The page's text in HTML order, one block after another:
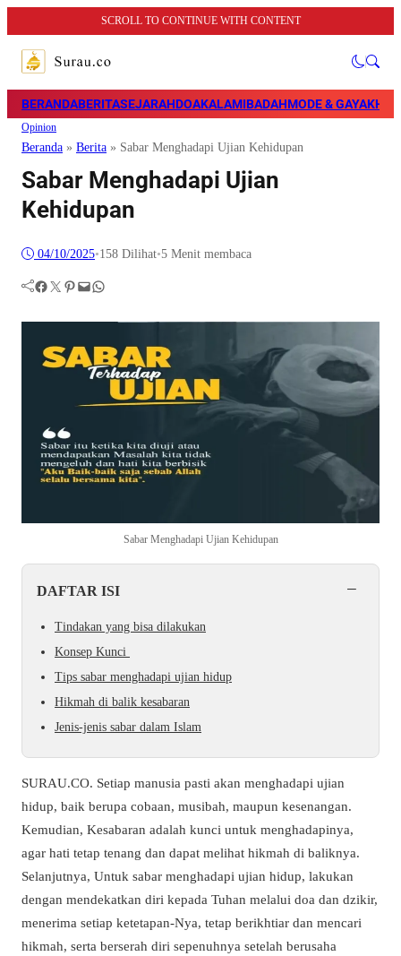
SCROLL TO CONTINUE WITH CONTENT
BERANDABERITASEJARAHDOAKALAMIBADAHMODE & GAYA
Opinion
Beranda » Berita » Sabar Menghadapi Ujian Kehidupan
Sabar Menghadapi Ujian
Kehidupan
04/10/2025•158 Dilihat•5 Menit membaca
Facebook Twitter Pinterest Mail WhatsApp
Sabar Menghadapi Ujian Kehidupan
DAFTAR ISI −
Tindakan yang bisa dilakukan
Konsep Kunci
Tips sabar menghadapi ujian hidup
Hikmah di balik kesabaran
Jenis-jenis sabar dalam Islam
SURAU.CO. Setiap manusia pasti akan menghadapi ujian
hidup, baik berupa cobaan, musibah, maupun kesenangan.
Kemudian, Kesabaran adalah kunci untuk menghadapinya,
agar hati tetap tenang dan dapat melihat hikmah di baliknya.
Selanjutnya, Untuk sabar menghadapi ujian hidup, lakukan
dengan mendekatkan diri kepada Tuhan melalui doa dan dzikir,
menerima setiap ketetapan-Nya, tetap berikhtiar dan mencari
hikmah, serta berserah diri sepenuhnya setelah berusaha